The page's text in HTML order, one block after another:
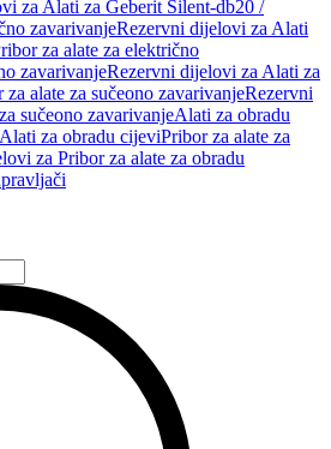
za Alati za Geberit Silent-db20 /
zavarivanjeRezervni dijelovi za Alati
za alate za električno
zavarivanjeRezervni dijelovi za Alati za
za alate za sučeono zavarivanjeRezervni
sučeono zavarivanjeAlati za obradu
za obradu cijeviPribor za alate za
za Pribor za alate za obradu